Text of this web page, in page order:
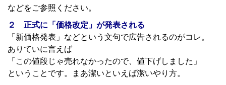
などをご参照ください。
２ 正式に「価格改定」が発表される
「新価格発表」などという文句で広告されるのがコレ。
ありていに言えば
「この値段じゃ売れなかったので、値下げしました」
ということです。まあ潔いといえば潔いやり方。